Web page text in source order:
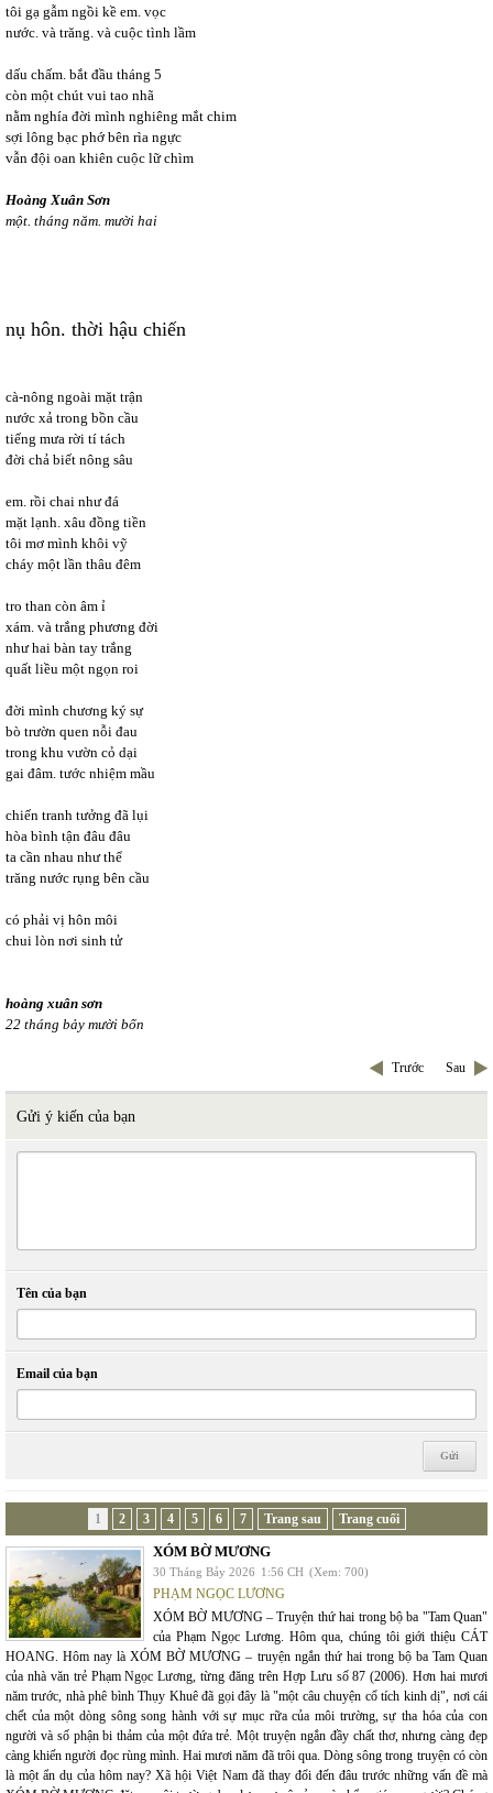
tôi gạ gẫm ngồi kề em. vọc
nước. và trăng. và cuộc tình lầm
dấu chấm. bắt đầu tháng 5
còn một chút vui tao nhã
nằm nghía đời mình nghiêng mắt chim
sợi lông bạc phớ bên rìa ngực
vẫn đội oan khiên cuộc lữ chìm
Hoàng Xuân Sơn
một. tháng năm. mười hai
nụ hôn. thời hậu chiến
cà-nông ngoài mặt trận
nước xả trong bồn cầu
tiếng mưa rời tí tách
đời chả biết nông sâu
em. rồi chai như đá
mặt lạnh. xâu đồng tiền
tôi mơ mình khôi vỹ
cháy một lần thâu đêm
tro than còn âm ỉ
xám. và trắng phương đời
như hai bàn tay trắng
quất liều một ngọn roi
đời mình chương ký sự
bò trườn quen nỗi đau
trong khu vườn cỏ dại
gai đâm. tước nhiệm mầu
chiến tranh tưởng đã lụi
hòa bình tận đâu đâu
ta cần nhau như thể
trăng nước rụng bên cầu
có phải vị hôn môi
chui lòn nơi sinh tử
hoàng xuân sơn
22 tháng bảy mười bốn
Trước Sau
Gửi ý kiến của bạn
Tên của bạn
Email của bạn
1 2 3 4 5 6 7 Trang sau Trang cuối
XÓM BỜ MƯƠNG
30 Tháng Bảy 2026 1:56 CH (Xem: 700)
PHẠM NGỌC LƯƠNG
XÓM BỜ MƯƠNG – Truyện thứ hai trong bộ ba "Tam Quan"
của Phạm Ngọc Lương. Hôm qua, chúng tôi giới thiệu CÁT
HOANG. Hôm nay là XÓM BỜ MƯƠNG – truyện ngắn thứ hai trong bộ ba Tam Quan
của nhà văn trẻ Phạm Ngọc Lương, từng đăng trên Hợp Lưu số 87 (2006). Hơn hai mươi
năm trước, nhà phê bình Thụy Khuê đã gọi đây là "một câu chuyện cổ tích kinh dị", nơi cái
chết của một dòng sông song hành với sự mục rữa của môi trường, sự tha hóa của con
người và số phận bi thảm của một đứa trẻ. Một truyện ngắn đầy chất thơ, nhưng càng đẹp
càng khiến người đọc rùng mình. Hai mươi năm đã trôi qua. Dòng sông trong truyện có còn
là một ẩn dụ của hôm nay? Xã hội Việt Nam đã thay đổi đến đâu trước những vấn đề mà